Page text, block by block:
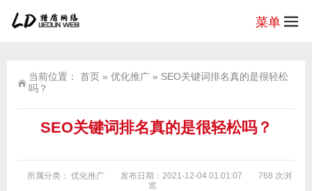
菜单
当前位置： 首页 » 优化推广 » SEO关键词排名真的是很轻松
吗？
SEO关键词排名真的是很轻松吗？
所属分类： 优化推广 发布日期：2021-12-04 01:01:07
768 次浏
览